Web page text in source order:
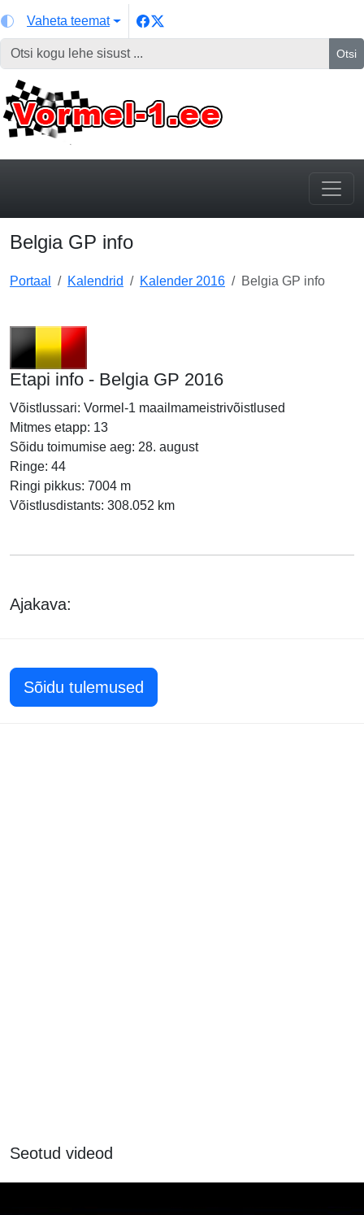
Vaheta teemat
Otsi
Belgia GP info
Portaal Kalendrid Kalender 2016 Belgia GP info
Etapi info - Belgia GP 2016
Võistlussari: Vormel-1 maailmameistrivõistlused
Mitmes etapp: 13
Sõidu toimumise aeg: 28. august
Ringe: 44
Ringi pikkus: 7004 m
Võistlusdistants: 308.052 km
Ajakava:
Sõidu tulemused
Seotud videod